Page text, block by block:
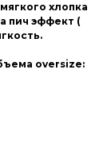
хлопка
пич эффект (
oversize: